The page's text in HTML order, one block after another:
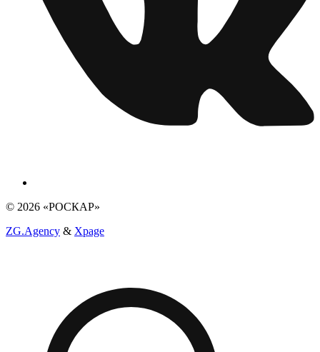
© 2026 «РОСКАР»
ZG.Agency & Xpage